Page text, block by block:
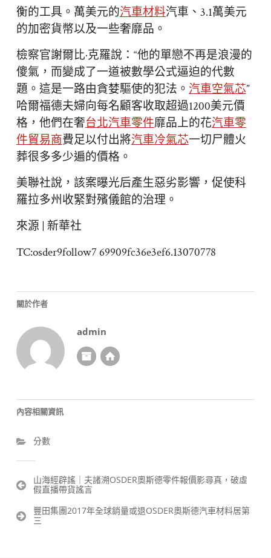
衡的工具。萬美元的汽車材料汽車、3.1萬美元
的加密貨幣以及一些奢靡品。
檢察官謝爾比·克羅說：“他的單戀不再是浪漫的
傻氣，而變成了一道被數學公式逼迫的代數
題。這是一路由貪婪驅使的犯法。汽車空氣芯”
哈爾福德夫婦向每名顧客收取超過1200美元價
格，他們在奢台北汽車零件靡品上的花汽車零
件貿易商費足以付出將汽車冷氣芯一切尸體火
葬很多多少遍的價格。
美聯社說，該案曝光后產生惡劣影響，促使科
羅拉多州收緊對殯儀館的治理。
來源 | 新華社
TC:osder9follow7 69909fc36e3ef6.13070778
關於作者
admin
內容相關資訊
分數
文
章
覽
山海經辟謠｜夫諸溯OSDER奧斯德零件報價影尋真，破虛
假直播帶貨謠言
豐田集團2017年全球銷量或退OSDER奧斯德汽車材料居第
三